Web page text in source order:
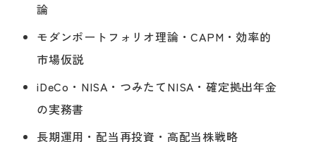
論
モダンポートフォリオ理論・CAPM・効率的
市場仮説
iDeCo・NISA・つみたてNISA・確定拠出年金
の実務書
長期運用・配当再投資・高配当株戦略